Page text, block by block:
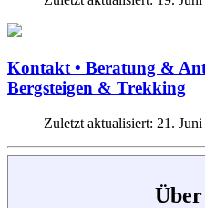
Kontakt • Beratung &
Bergsteigen & Trekking
Zuletzt aktualisiert: 21.